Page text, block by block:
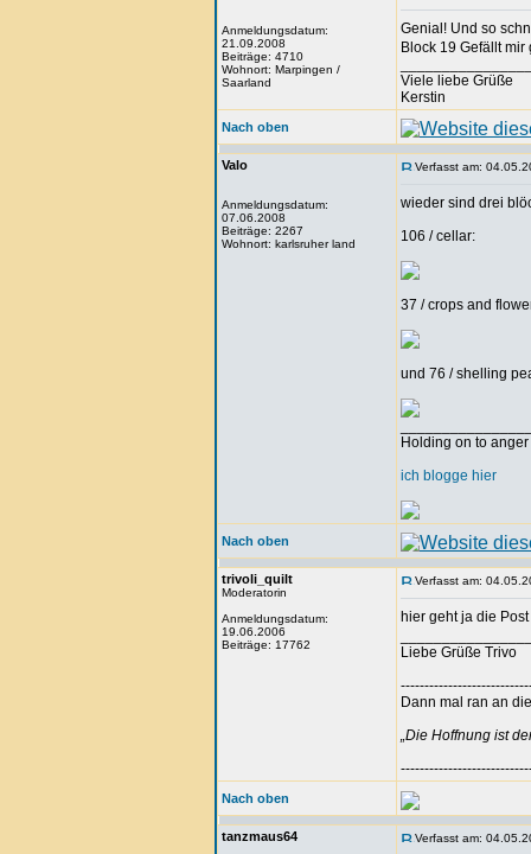
Anmeldungsdatum:
21.09.2008
Beiträge: 4710
Wohnort: Marpingen /
Saarland
Genial! Und so
Block 19 Gefällt
Viele liebe Grüße
Kerstin
Nach oben
Valo
Anmeldungsdatum:
07.06.2008
Beiträge: 2267
Wohnort: karlsruher land
Verfasst am:
wieder sind drei
106 / cellar:
37 / crops and
und 76 / shelling
Holding on to
ich blogge hier
Nach oben
trivoli_quilt
Moderatorin
Anmeldungsdatum:
19.06.2006
Beiträge: 17762
Verfasst am:
hier geht ja die
Liebe Grüße Trivo
Dann mal ran an
„Die Hoffnung ist
Nach oben
tanzmaus64 Verfasst am: